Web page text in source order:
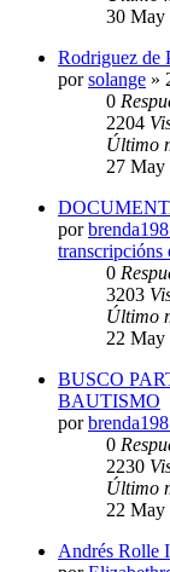
30 May
Rodriguez de
porsolange »
0
2204
Último
27 May
por
transcripcións
0
3203
Último
22 May
BUSCO
BAUTISMO
por
0
2230
Último
22 May
Andrés Rolle